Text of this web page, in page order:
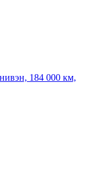
184 000 км,